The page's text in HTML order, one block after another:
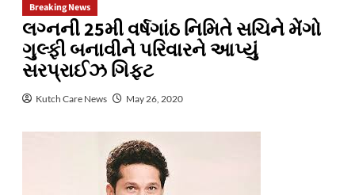
Breaking News
લગ્નની 25મી વર્ષગાંઠ નિમિતે સચિને મેંગો
ગુલ્ફી બનાવીને પરિવારને આપ્યું
સરપ્રાઈઝ ગિફ્ટ
Kutch Care News May 26, 2020